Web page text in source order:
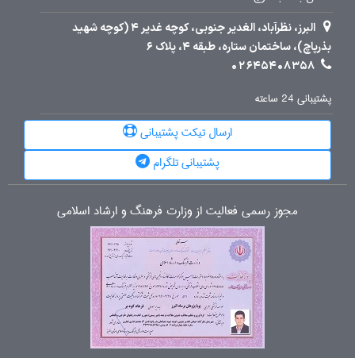
البرز، نظرآباد، الغدیر جنوبی، کوچه غدیر 4 (کوچه شهید
بذرپاچ)، ساختمان ستاره، طبقه 4، پلاک 6
02645408358
پشتیبانی 24 ساعته
ارسال تیکت پشتیبانی
پشتیبانی تلگرام
مجوز رسمی فعالیت از وزارت فرهنگ و ارشاد اسلامی